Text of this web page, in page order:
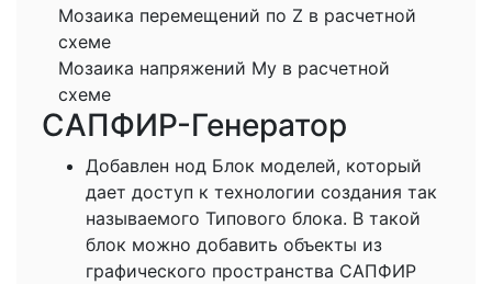
Мозаика перемещений по Z в расчетной
схеме
Мозаика напряжений Мy в расчетной
схеме
САПФИР-Генератор
Добавлен нод Блок моделей, который
дает доступ к технологии создания так
называемого Типового блока. В такой
блок можно добавить объекты из
графического пространства САПФИР